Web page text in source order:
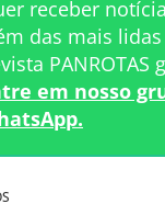
receber
das mais
em nosso